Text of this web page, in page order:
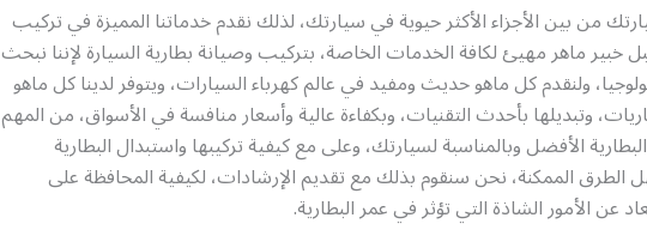
من بين الأجزاء الأكثر حيوية في سيارتك، لذلك نقدم خدماتنا المميزة في تركيب
خبير ماهر مهيئ لكافة الخدمات الخاصة، بتركيب وصيانة بطارية السيارة لإننا نبحث
ولنقدم كل ماهو حديث ومفيد في عالم كهرباء السيارات، ويتوفر لدينا كل ماهو
وتبديلها بأحدث التقنيات، وبكفاءة عالية وأسعار منافسة في الأسواق، من المهم
الأفضل وبالمناسبة لسيارتك، وعلى مع كيفية تركيبها واستبدال البطارية
الطرق الممكنة، نحن سنقوم بذلك مع تقديم الإرشادات، لكيفية المحافظة على
عن الأمور الشاذة التي تؤثر في عمر البطارية.